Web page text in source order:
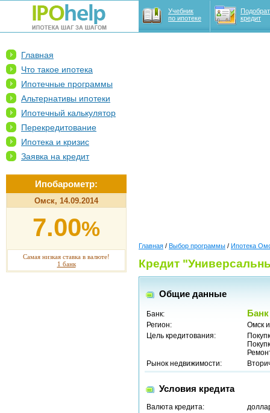
Учебник
по ипотеке
кредит
Главная
Что такое ипотека
Ипотечные программы
Альтернативы ипотеки
Ипотечный калькулятор
Перекредитование
Ипотека и кризис
Заявка на кредит
Ипобарометр:
Омск, 14.09.2014
7.00%
Самая низкая ставка в валюте!
1 банк
Главная / Выбор программы / Ипотека
Кредит
Общие данные
Банк:
Регион:
Омск
Цель кредитования:
Рынок недвижимости:
Условия кредита
Валюта кредита: